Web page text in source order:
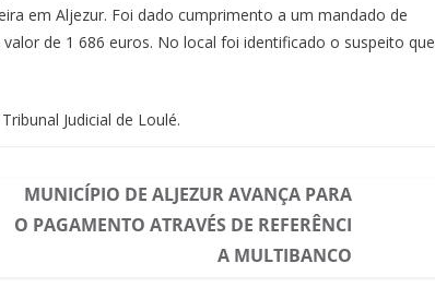
em Aljezur. Foi dado cumprimento a um mandado de
de 1 686 euros. No local foi identificado o suspeito que
Judicial de Loulé.
MUNICÍPIO DE ALJEZUR AVANÇA PARA
O PAGAMENTO ATRAVÉS DE REFERÊNCI
A MULTIBANCO